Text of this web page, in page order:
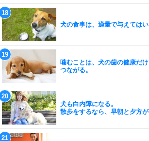
犬の食事は、適量で与えてはい
噛むことは、犬の歯の健康だ
つながる。
犬も白内障になる。
散歩をするなら、早朝と夕方が